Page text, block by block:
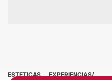
ESTETICAS
EXPERIENCIAS